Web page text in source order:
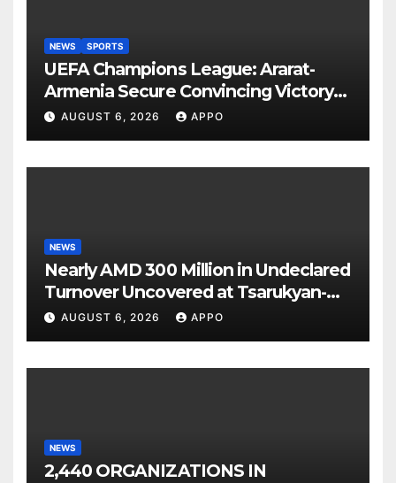
NEWS SPORTS
UEFA Champions League: Ararat-
Armenia Secure Convincing Victory
Over Shamrock Rovers 2-0
AUGUST 6, 2026 APPO
NEWS
Nearly AMD 300 Million in Undeclared
Turnover Uncovered at Tsarukyan-
Owned Entertainment Center
AUGUST 6, 2026 APPO
NEWS
2,440 ORGANIZATIONS IN